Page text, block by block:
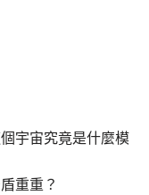
宇宙究竟是什麼模
重重？